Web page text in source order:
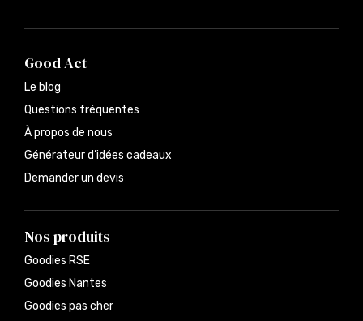
Good Act
Le blog
Questions fréquentes
À propos de nous
Générateur d’idées cadeaux
Demander un devis
Nos produits
Goodies RSE
Goodies Nantes
Goodies pas cher